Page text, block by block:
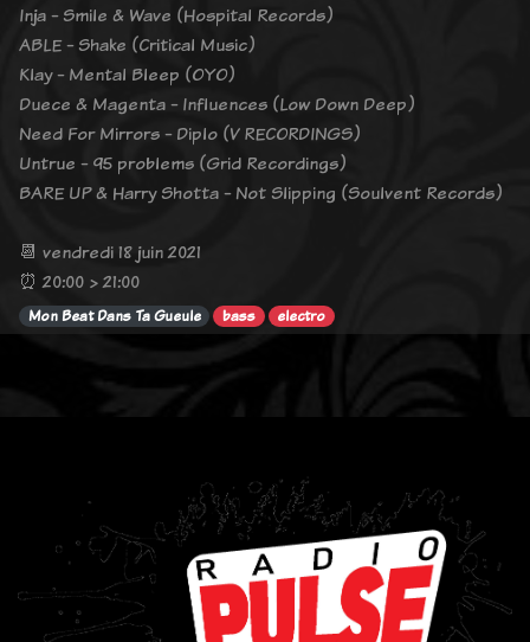
Inja - Smile & Wave (Hospital Records)
ABLE - Shake (Critical Music)
Klay - Mental Bleep (OYO)
Duece & Magenta - Influences (Low Down Deep)
Need For Mirrors - Diplo (V RECORDINGS)
Untrue - 95 problems (Grid Recordings)
BARE UP & Harry Shotta - Not Slipping (Soulvent Records)
📆 vendredi 18 juin 2021
⏰ 20:00 > 21:00
Mon Beat Dans Ta Gueule bass electro